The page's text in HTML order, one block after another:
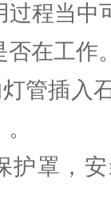
过程当
否在工作
管插入
护罩，